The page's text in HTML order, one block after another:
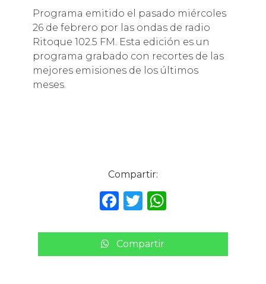
Programa emitido el pasado miércoles
26 de febrero por las ondas de radio
Ritoque 102.5 FM. Esta edición es un
programa grabado con recortes de las
mejores emisiones de los últimos
meses.
Compartir:
F
c
e
T
it
te
W
a
ts
Compartir